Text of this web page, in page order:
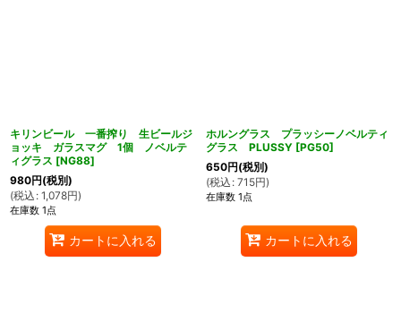
キリンビール 一番搾り 生ビールジ
ョッキ ガラスマグ 1個 ノベルテ
ィグラス [NG88]
980円(税別)
(税込 : 1,078円)
在庫数 1点
カートに入れる
ホルングラス プラッシーノベルティ
グラス PLUSSY [PG50]
650円(税別)
(税込 : 715円)
在庫数 1点
カートに入れる